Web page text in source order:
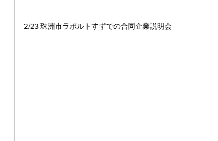
2/23 珠洲市ラポルトすずでの合同企業説明会